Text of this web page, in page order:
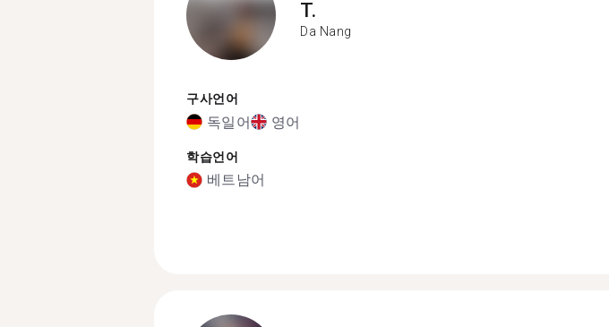
T.
Da Nang
구사언어
독일어 영어
학습언어
베트남어